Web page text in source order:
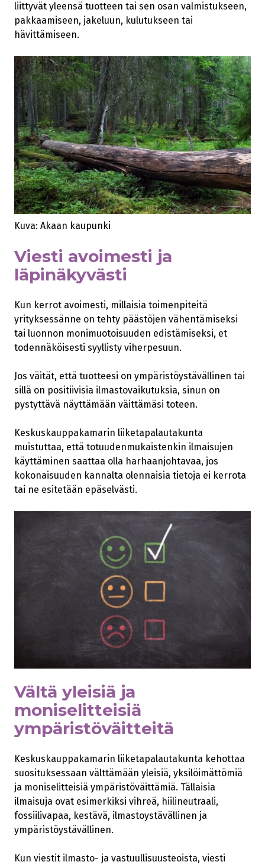
liittyvät yleensä tuotteen tai sen osan valmistukseen,
pakkaamiseen, jakeluun, kulutukseen tai
hävittämiseen.
Kuva: Akaan kaupunki
Viesti avoimesti ja
läpinäkyvästi
Kun kerrot avoimesti, millaisia toimenpiteitä
yrityksessänne on tehty päästöjen vähentämiseksi
tai luonnon monimuotoisuuden edistämiseksi, et
todennäköisesti syyllisty viherpesuun.
Jos väität, että tuotteesi on ympäristöystävällinen tai
sillä on positiivisia ilmastovaikutuksia, sinun on
pystyttävä näyttämään väittämäsi toteen.
Keskuskauppakamarin liiketapalautakunta
muistuttaa, että totuudenmukaistenkin ilmaisujen
käyttäminen saattaa olla harhaanjohtavaa, jos
kokonaisuuden kannalta olennaisia tietoja ei kerrota
tai ne esitetään epäselvästi.
Vältä yleisiä ja
moniselitteisiä
ympäristöväitteitä
Keskuskauppakamarin liiketapalautakunta kehottaa
suosituksessaan välttämään yleisiä, yksilöimättömiä
ja moniselitteisiä ympäristöväittämiä. Tällaisia
ilmaisuja ovat esimerkiksi vihreä, hiilineutraali,
fossiilivapaa, kestävä, ilmastoystävällinen ja
ympäristöystävällinen.
Kun viestit ilmasto- ja vastuullisuusteoista, viesti